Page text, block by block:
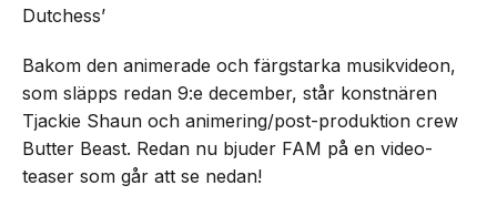
Dutchess’
Bakom den animerade och färgstarka musikvideon,
som släpps redan 9:e december, står konstnären
Tjackie Shaun och animering/post-produktion crew
Butter Beast. Redan nu bjuder FAM på en video-
teaser som går att se nedan!